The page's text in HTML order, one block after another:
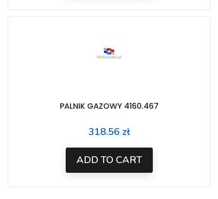
PALNIK GAZOWY 4160.467
Price
318.56 zł
ADD TO CART